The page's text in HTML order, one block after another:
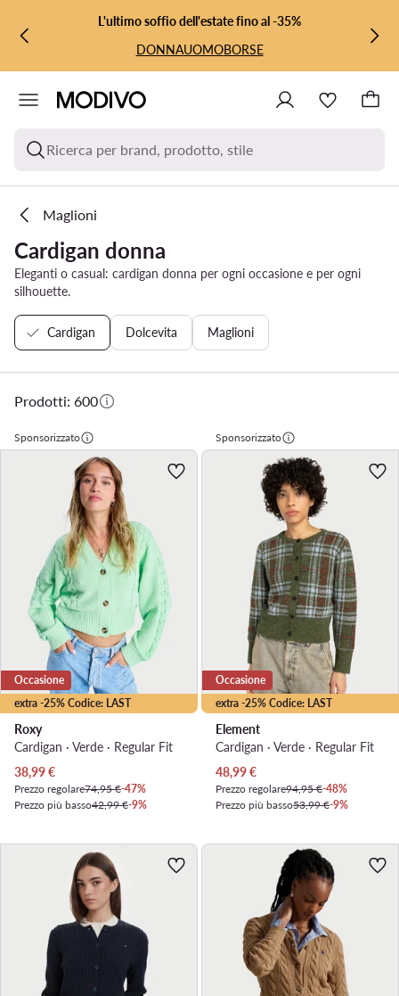
VAI AL CONTENUTO PRINCIPALE
VAI ALLA RICERCAL'ultimo soffio dell'estate fino al -35%
DONNAUOMOBORSE
Ricerca per brand, prodotto, stile
Maglioni
Cardigan donna
Eleganti o casual: cardigan donna per ogni occasione e per ogni
silhouette.
Cardigan Dolcevita Maglioni
Prodotti: 600
Sponsorizzato
extra -25% Codice: LAST
Occasione
Roxy
Cardigan · Verde · Regular Fit
Prezzo attuale
38,99€
Prezzo regolare74,95 €-47%
Prezzo più basso42,99 €-9%
Sponsorizzato
extra -25% Codice: LAST
Occasione
Element
Cardigan · Verde · Regular Fit
Prezzo attuale
48,99€
Prezzo regolare94,95 €-48%
Prezzo più basso53,99 €-9%